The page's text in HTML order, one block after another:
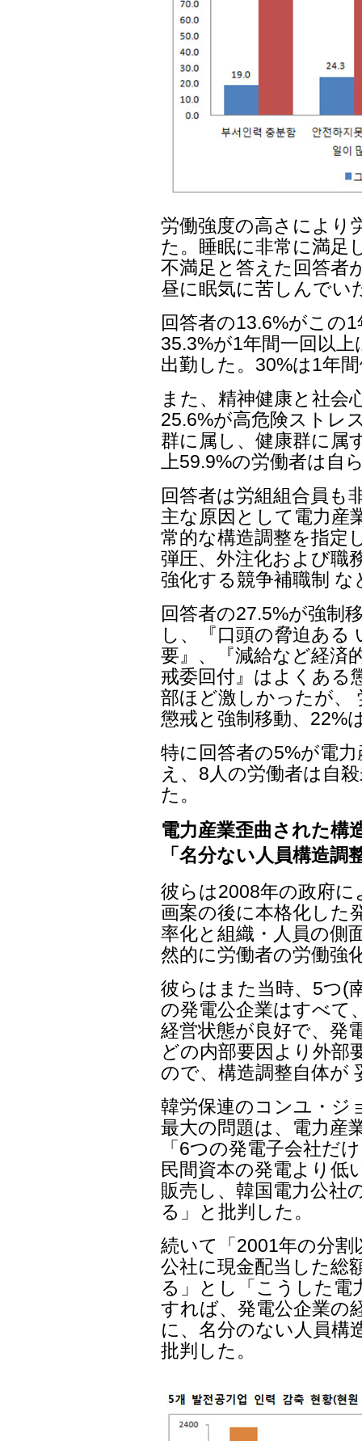
労働強度の高さにより
た。睡眠に非常に満足
不満足と答えた回答者
昼に眠気に苦しんでい
回答者の13.6%がこの
35.3%が1年間一回以
出勤した。30%は1年
また、精神健康と社会
25.6%が高危険ストレ
群に属し、健康群に属
上59.9%の労働者は自
回答者は労組組合員も
主な原因として電力産
常的な構造調整を指定
弾圧、外注化および職
強化する競争補職制
回答者の27.5%が強制
し、『口頭の脅迫ある
要』、『減給など経済
戒委回付』はよくある
部ほど激しかったが、
懲戒と強制移動、22%
特に回答者の5%が電
え、8人の労働者は自
た。
電力産業歪曲された構
「名分ない人員構造調
彼らは2008年の政府に
画案の後に本格化した
率化と組織・人員の側
然的に労働者の労働強
彼らはまた当時、5つ(
の発電公企業はすべて
経営状態が良好で、発
どの内部要因より外部
ので、構造調整自体が
韓労保連のコンユ・ジ
最大の問題は、電力産
「6つの発電子会社だ
民間資本の発電より低
販売し、韓国電力公社
る」と批判した。
続いて「2001年の分割
公社に現金配当した総
る」とし「こうした電
すれば、発電公企業の
に、名分のない人員構
批判した。